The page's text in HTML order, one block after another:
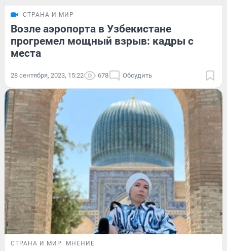
СТРАНА И МИР
Возле аэропорта в Узбекистане
прогремел мощный взрыв: кадры с
места
28 сентября, 2023, 15:22 678 Обсудить
СТРАНА И МИР МНЕНИЕ